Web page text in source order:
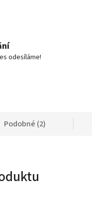
odesíláme!
Podobné (2)